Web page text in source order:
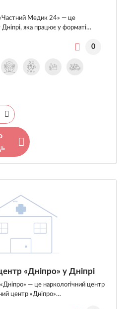
«Частний Медик 24» — це
Дніпрі, яка працює у форматі…
0
«Дніпро» у Дніпрі
— це наркологічний центр
центр «Дніпро»…